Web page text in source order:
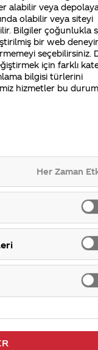
kısa sürede geri
bir şekilde geri
uzun süre
Cola Şirketi
ettikleriniz.
faaliyet
ülkeler,
ve daha
alabilir veya
olabilir veya siteyi
Bilgiler çoğunlukla
bir web
seçebilirsiniz.
için farklı
bilgisi türlerini
hizmetler bu
Her Zaman